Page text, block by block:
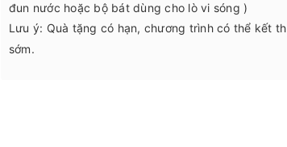
đun nước hoặc bộ bát dùng cho lò vi sóng )
Lưu ý: Quà tặng có hạn, chương trình có thể kết
sớm.